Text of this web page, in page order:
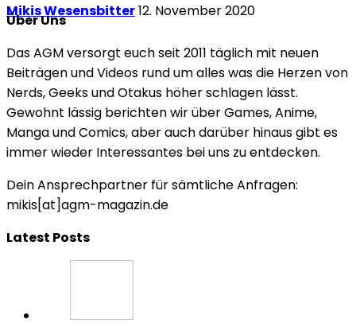
Mikis Wesensbitter12. November 2020
Über Uns
Das AGM versorgt euch seit 2011 täglich mit neuen
Beiträgen und Videos rund um alles was die Herzen von
Nerds, Geeks und Otakus höher schlagen lässt.
Gewohnt lässig berichten wir über Games, Anime,
Manga und Comics, aber auch darüber hinaus gibt es
immer wieder Interessantes bei uns zu entdecken.
Dein Ansprechpartner für sämtliche Anfragen:
mikis[at]agm-magazin.de
Latest Posts